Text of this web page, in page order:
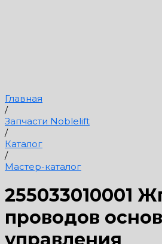
Главная
/
Запчасти Noblelift
/
Каталог
/
Мастер-каталог
255033010001
проводов
управления